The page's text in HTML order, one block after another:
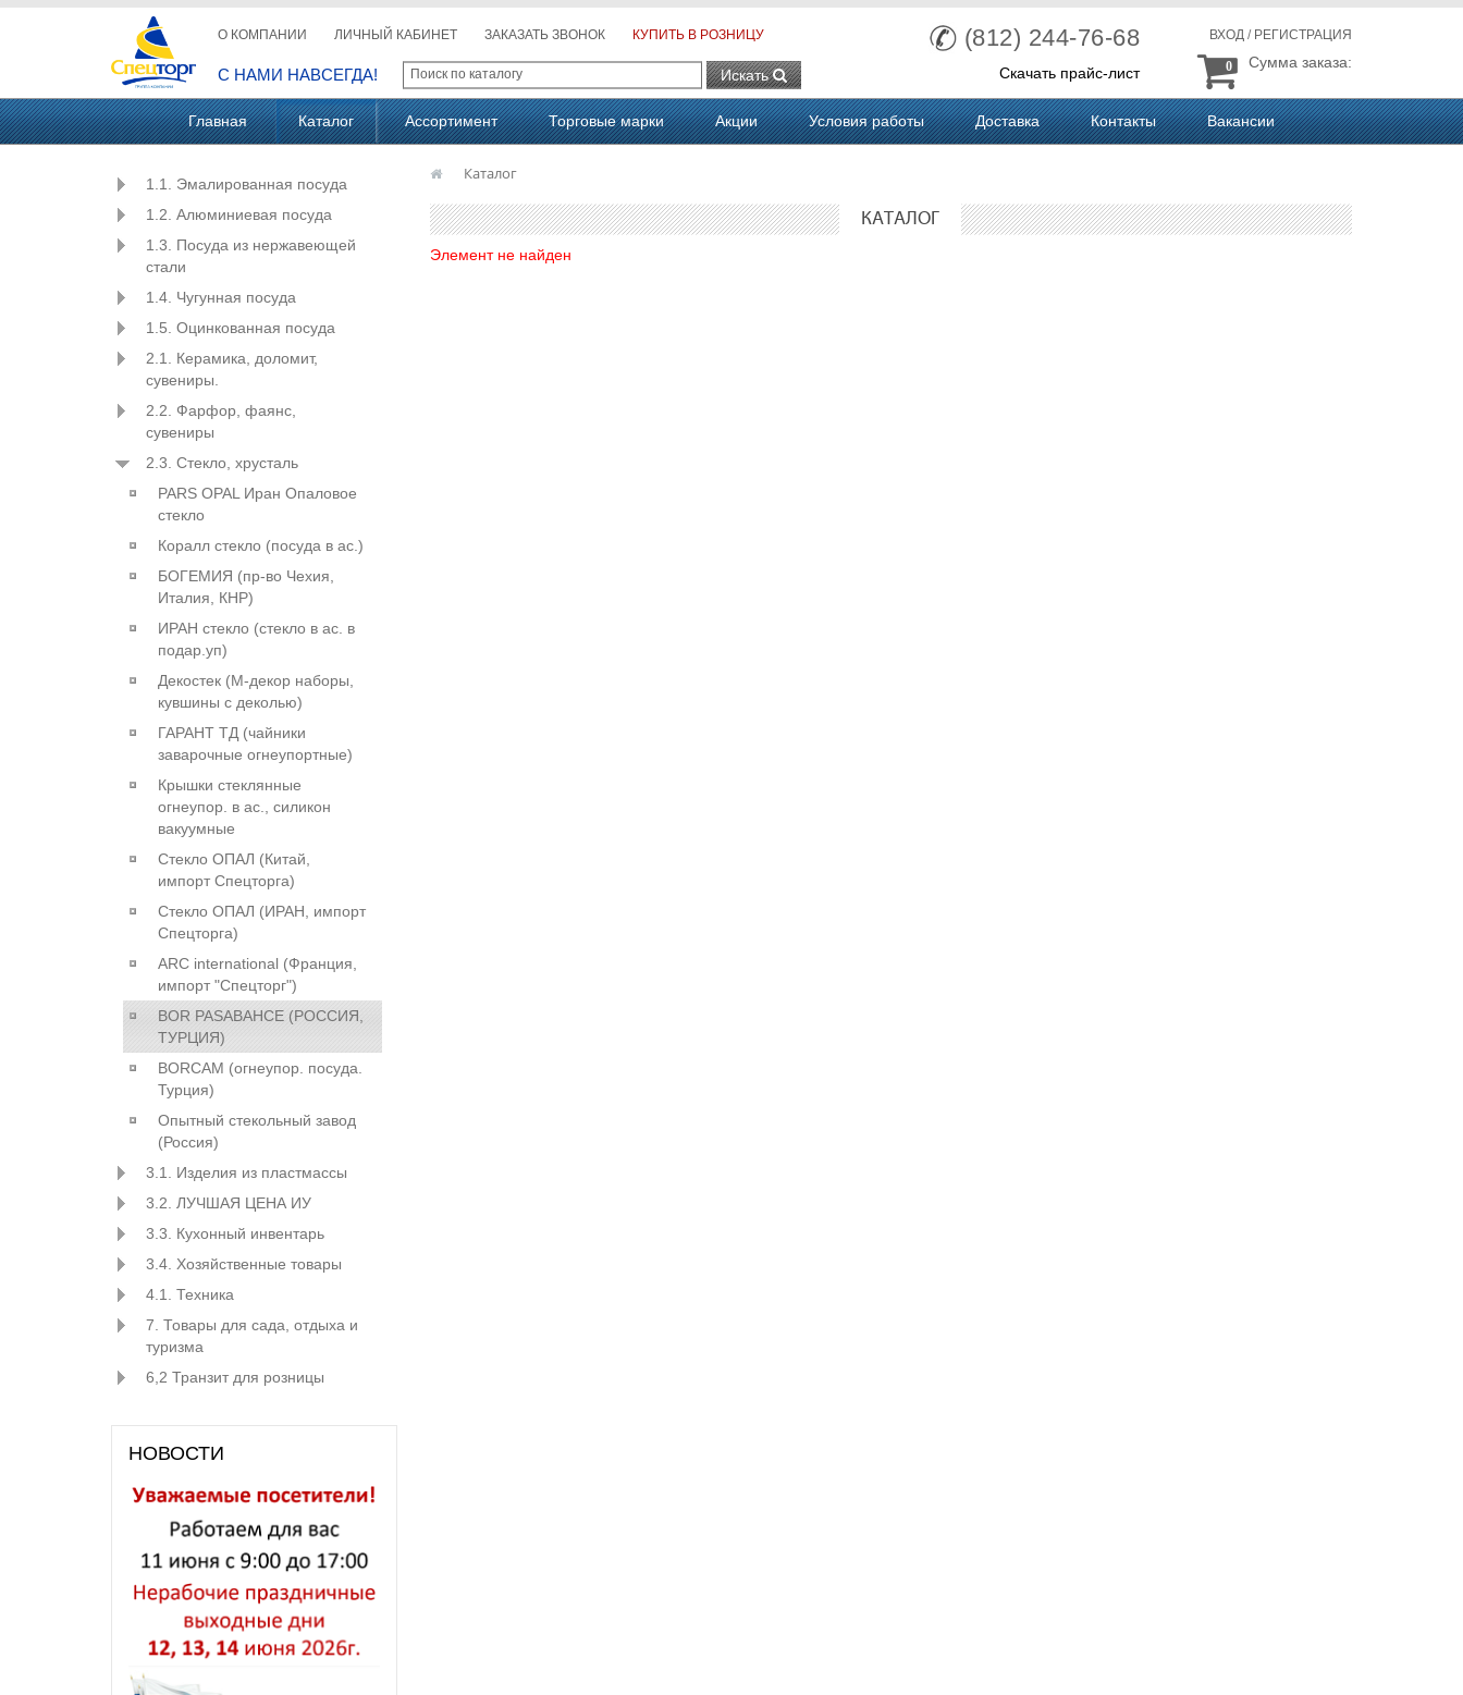
О КОМПАНИИ ЛИЧНЫЙ КАБИНЕТ ЗАКАЗАТЬ ЗВОНОК КУПИТЬ В РОЗНИЦУ
С НАМИ НАВСЕГДА! Искать
(812) 244-76-68
Скачать прайс-лист
ВХОД / РЕГИСТРАЦИЯ
Сумма заказа:
0
Главная Каталог Ассортимент Торговые марки Акции Условия работы Доставка Контакты Вакансии
1.1. Эмалированная посуда
1.2. Алюминиевая посуда
1.3. Посуда из нержавеющей
стали
1.4. Чугунная посуда
1.5. Оцинкованная посуда
2.1. Керамика, доломит,
сувениры.
2.2. Фарфор, фаянс,
сувениры
2.3. Стекло, хрусталь
PARS OPAL Иран Опаловое
стекло
Коралл стекло (посуда в ас.)
БОГЕМИЯ (пр-во Чехия,
Италия, КНР)
ИРАН стекло (стекло в ас. в
подар.уп)
Декостек (М-декор наборы,
кувшины с деколью)
ГАРАНТ ТД (чайники
заварочные огнеупортные)
Крышки стеклянные
огнеупор. в ас., силикон
вакуумные
Стекло ОПАЛ (Китай,
импорт Спецторга)
Стекло ОПАЛ (ИРАН, импорт
Спецторга)
ARC international (Франция,
импорт "Спецторг")
BOR PASABAHCE (РОСCИЯ,
ТУРЦИЯ)
BORCAM (огнеупор. посуда.
Турция)
Опытный стекольный завод
(Россия)
3.1. Изделия из пластмассы
3.2. ЛУЧШАЯ ЦЕНА ИУ
3.3. Кухонный инвентарь
3.4. Хозяйственные товары
4.1. Техника
7. Товары для сада, отдыха и
туризма
6,2 Транзит для розницы
НОВОСТИ
Каталог
КАТАЛОГ
Элемент не найден